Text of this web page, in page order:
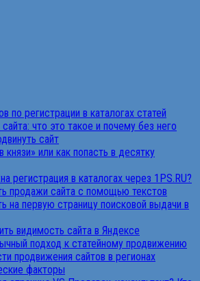
по регистрации в каталогах статей
сайта: что это такое и почему без него
сайт
князи» или как попасть в десятку
регистрация в каталогах через 1PS.RU?
продажи сайта с помощью текстов
на первую страницу поисковой выдачи в
видимость сайта в Яндексе
подход к статейному продвижению
продвижения сайтов в регионах
факторы